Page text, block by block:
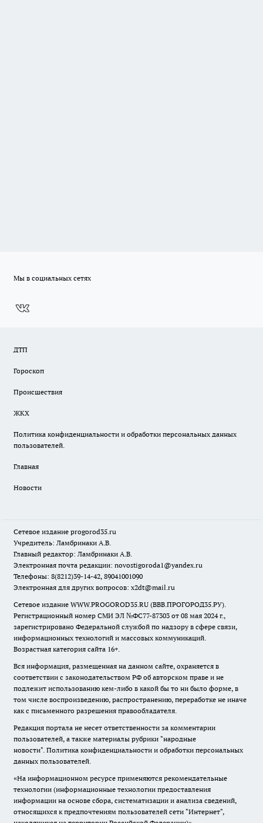
Мы в социальных сетях
ДТП
Гороскоп
Происшествия
ЖКХ
Политика конфиденциальности и обработки персональных данных
пользователей.
Главная
Новости
Сетевое издание progorod35.ru
Учредитель: Ламбринаки А.В.
Главный редактор: Ламбринаки А.В.
Электронная почта редакции: novostigoroda1@yandex.ru
Телефоны: 8(8212)39-14-42, 89041001090
Электронная для других вопросов: x2dt@mail.ru
Сетевое издание WWW.PROGOROD35.RU (ВВВ.ПРОГОРОД35.РУ).
Регистрационный номер СМИ ЭЛ №ФС77-87303 от 08 мая 2024 г.,
зарегистрировано Федеральной службой по надзору в сфере связи,
информационных технологий и массовых коммуникаций.
Возрастная категория сайта 16+.
Вся информация, размещенная на данном сайте, охраняется в
соответствии с законодательством РФ об авторском праве и не
подлежит использованию кем-либо в какой бы то ни было форме, в
том числе воспроизведению, распространению, переработке не иначе
как с письменного разрешения правообладателя.
Редакция портала не несет ответственности за комментарии
пользователей, а также материалы рубрики "народные
новости". Политика конфиденциальности и обработки персональных
данных пользователей.
«На информационном ресурсе применяются рекомендательные
технологии (информационные технологии предоставления
информации на основе сбора, систематизации и анализа сведений,
относящихся к предпочтениям пользователей сети "Интернет",